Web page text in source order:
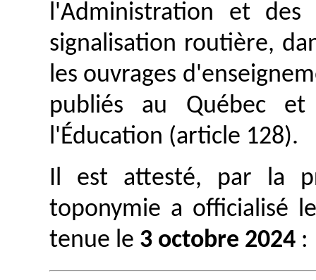
l'Administration et des
signalisation routière,
les ouvrages
publiés au Québec
l'Éducation (article 128).
Il est attesté, par la
toponymie a officialisé
tenue le 3 octobre 2024 :